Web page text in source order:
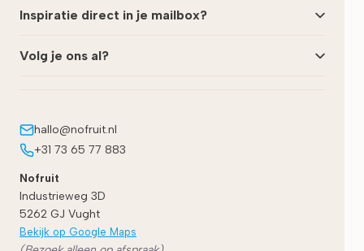
Inspiratie direct in je mailbox?
Volg je ons al?
hallo@nofruit.nl
+31 73 65 77 883
Nofruit
Industrieweg 3D
5262 GJ Vught
Bekijk op Google Maps